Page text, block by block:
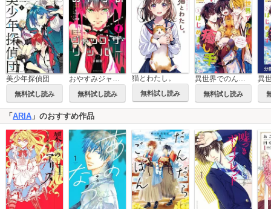
美少年探偵団
無料試し読み 無料試し読み
猫とわたし。
無料試し読み 無料試し読み
「 ARIA 」のおすすめ作品